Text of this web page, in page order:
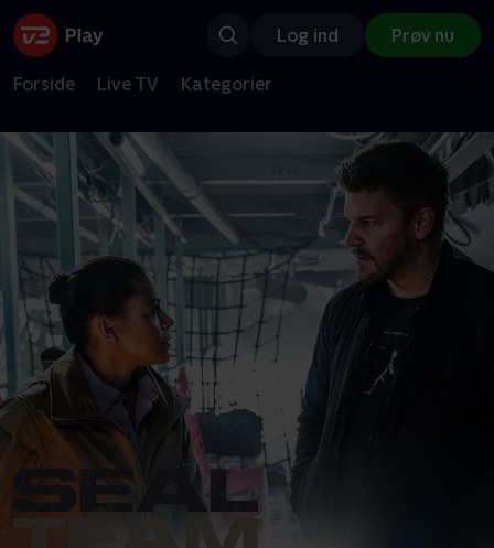
Log ind Prøv nu
Forside Live TV Kategorier